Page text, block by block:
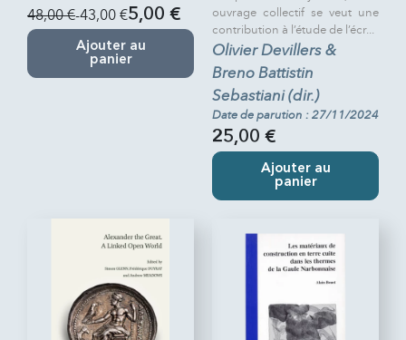
48,00 €-43,00 €5,00 €
Ajouter au
panier
ouvrage collectif se veut une
contribution à l’étude de l’écr...
Olivier Devillers &
Breno Battistin
Sebastiani (dir.)
Date de parution : 27/11/2024
25,00 €
Ajouter au
panier